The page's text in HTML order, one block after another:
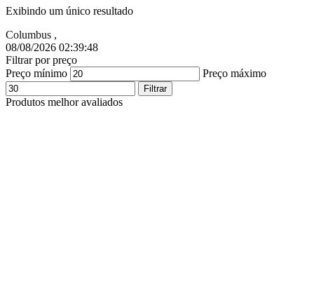
Exibindo um único resultado
Columbus ,
08/08/2026 02:39:49
Filtrar por preço
Preço mínimo
Preço máximo
Filtrar
Produtos melhor avaliados